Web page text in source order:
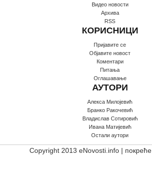
Видео новости
Архива
RSS
КОРИСНИЦИ
Пријавите се
Oбјавите новост
Коментари
Питања
Оглашавање
АУТОРИ
Алекса Милојевић
Бранко Ракочевић
Владислав Сотировић
Ивана Матијевић
Остали аутори
Copyright 2013 eNovosti.info | покреће